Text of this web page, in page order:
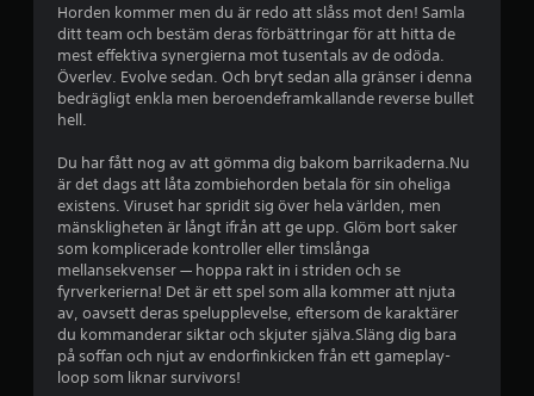
Horden kommer men du är redo att slåss mot den! Samla
ditt team och bestäm deras förbättringar för att hitta de
mest effektiva synergierna mot tusentals av de odöda.
Överlev. Evolve sedan. Och bryt sedan alla gränser i denna
bedrägligt enkla men beroendeframkallande reverse bullet
hell.
Du har fått nog av att gömma dig bakom barrikaderna.Nu
är det dags att låta zombiehorden betala för sin oheliga
existens. Viruset har spridit sig över hela världen, men
mänskligheten är långt ifrån att ge upp. Glöm bort saker
som komplicerade kontroller eller timslånga
mellansekvenser — hoppa rakt in i striden och se
fyrverkerierna! Det är ett spel som alla kommer att njuta
av, oavsett deras spelupplevelse, eftersom de karaktärer
du kommanderar siktar och skjuter själva.Släng dig bara
på soffan och njut av endorfinkicken från ett gameplay-
loop som liknar survivors!